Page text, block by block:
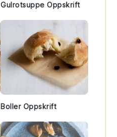
Gulrotsuppe Oppskrift
Boller Oppskrift